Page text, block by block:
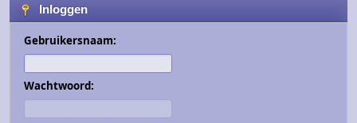
Inloggen
Gebruikersnaam:
Wachtwoord: